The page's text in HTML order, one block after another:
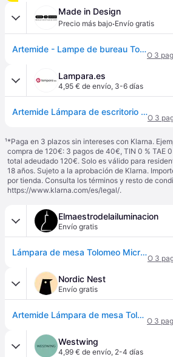
Made in Design
Precio más bajo·Envío gratis
Artemide - Lampe de bureau Tolomeo - Métal - Aluminium - Designer Michele de Lucchi
O 3
Lampara.es
4,95 € de envío, 3-6 días
Artemide Lámpara de escritorio Tolomeo Micro, Aluminio / Gris / Cinc, Despacho / Oficina, Aluminio, Diseño, Lámpara de mesa
O 3
¹*Paga en 3 plazos sin intereses con Klarna.
compra de 120€: 3 pagos de 40€, TIN 0 % TAE
total adeudado 120€. Solo es válido para
18 años. Sujeto a la aprobación de Klarna.
por tienda. Consulta los términos y resto de
https://www.klarna.com/es/legal/.
Elmaestrodelailuminacion
Envío gratis
Lámpara de mesa Tolomeo Micro Aluminio - Artemide - Oficina / espacio de trabajo - Diseño - Metal - Bombilla única
O 3
Nordic Nest
Envío gratis
Artemide Lámpara de mesa Tolomeo micro aluminio
O 3
Westwing
4,99 € de envío, 2-4 días